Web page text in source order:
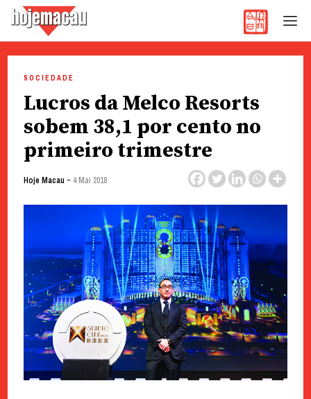
content
SOCIEDADE
Lucros da Melco Resorts
sobem 38,1 por cento no
primeiro trimestre
Hoje Macau - 4 Mai 2018